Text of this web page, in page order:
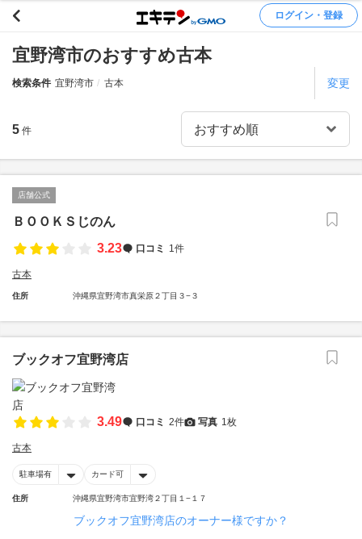
ログイン・登録
宜野湾市のおすすめ古本
検索条件 宜野湾市 古本 変更
5 件
店舗公式
ＢＯＯＫＳじのん
3.23
口コミ 1件
古本
住所 沖縄県宜野湾市真栄原２丁目３−３
ブックオフ宜野湾店
3.49 口コミ 2件 写真 1枚
古本
駐車場有 カード可
住所 沖縄県宜野湾市宜野湾２丁目１−１７
ブックオフ宜野湾店のオーナー様ですか？